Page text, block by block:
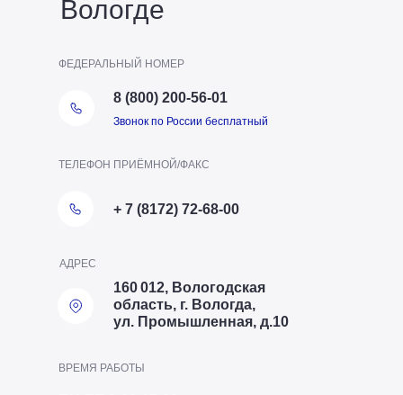
Вологде
ВРЕМЯ РАБОТЫ
+ 7 (8172) 72-68-00
ТЕЛЕФОН ПРИЁМНОЙ/ФАКС
160 012, Вологодская
область, г. Вологда,
ул. Промышленная, д.10
АДРЕС
ФЕДЕРАЛЬНЫЙ НОМЕР
8 (800) 200-56-01
Звонок по России бесплатный